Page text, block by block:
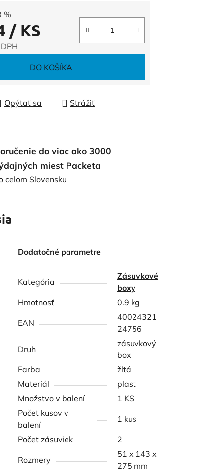
%
/ KS
DO KOŠÍKA
Opýtať sa
Strážiť
do viac ako 3000
miest Packeta
celom Slovensku
Dodatočné parametre
Kategória
Zásuvkové
boxy
Hmotnosť
0.9 kg
EAN
40024321
24756
Druh
zásuvkový
box
Farba
žltá
Materiál
plast
Množstvo v balení
1 KS
Počet kusov v
balení
1 kus
Počet zásuviek 2
Rozmery
51 x 143 x
275 mm